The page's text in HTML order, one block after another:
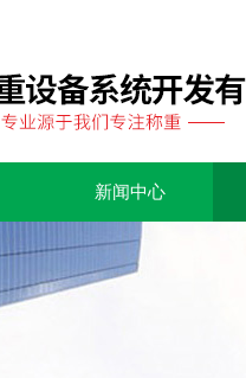
新闻中心